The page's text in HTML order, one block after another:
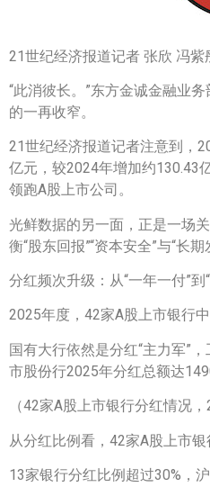
21世纪经济报道记者 张欣 冯紫
“此消彼长。”东方金诚金融业
的一再收窄。
21世纪经济报道记者注意到，
亿元，较2024年增加约130.43
领跑A股上市公司。
光鲜数据的另一面，正是一场
衡“股东回报”“资本安全”与“长期
分红频次升级：从“一年一付”到
2025年度，42家A股上市银行
国有大行依然是分红“主力军”
市股份行2025年分红总额达
（42家A股上市银行分红情况
从分红比例看，42家A股上市
13家银行分红比例超过30%，